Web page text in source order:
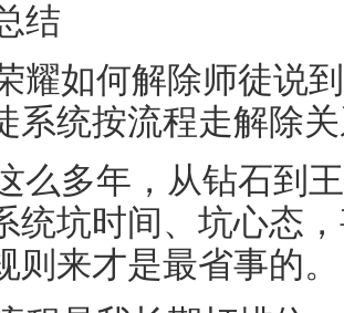
结
耀如何解除师徒说
系统按流程走解除
么多年，从钻石到
统坑时间、坑心态
则来才是最省事的。